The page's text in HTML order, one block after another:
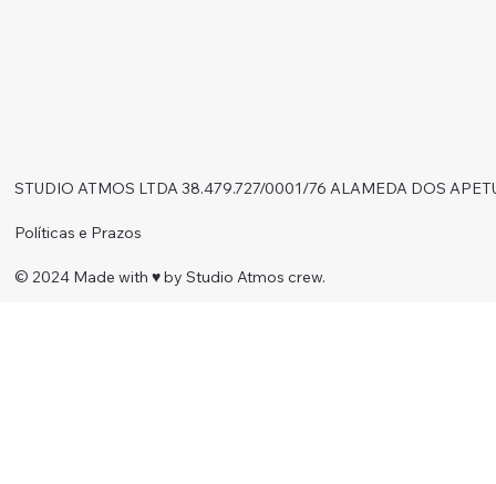
STUDIO ATMOS LTDA 38.479.727/0001/76 ALAMEDA DOS
Políticas e Prazos
© 2024 Made with ♥︎ by Studio Atmos crew.